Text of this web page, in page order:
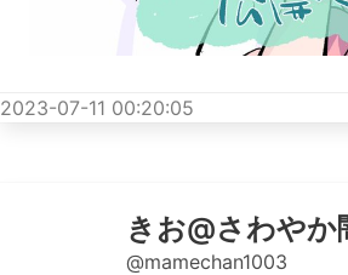
2023-07-11 00:20:05
きお@さわやか
@mamechan1003